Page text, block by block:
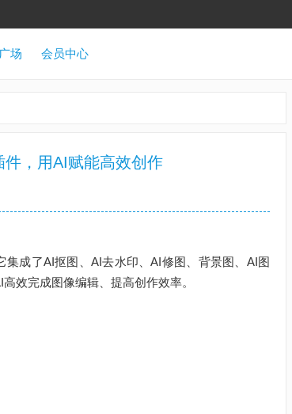
场 会员中心
，用AI赋能高效创作
成了AI抠图、AI去水印、AI修图、背景图、AI图
效完成图像编辑、提高创作效率。